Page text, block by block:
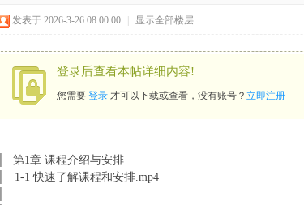
发表于 2026-3-26 08:00:00 显示全部楼层
登录后查看本帖详细内容!
您需要 登录 才可以下载或查看，没有账号？ 立即注册
├─第1章 课程介绍与安排
│ 1-1 快速了解课程和安排.mp4